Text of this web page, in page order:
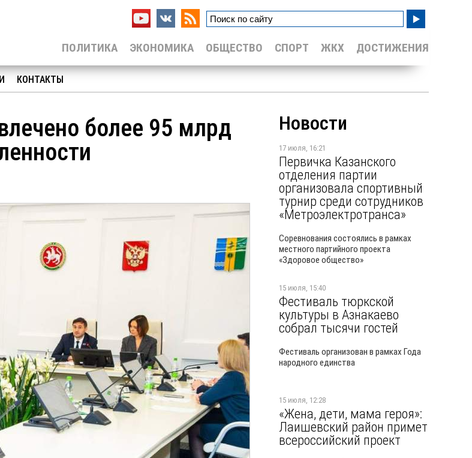
ДОСТИЖЕНИЯ
ЖКХ
СПОРТ
ОБЩЕСТВО
ЭКОНОМИКА
ПОЛИТИКА
КОНТАКТЫ
более 95 млрд
Новости
17 июля, 16:21
Первичка Казанского
отделения партии
организовала спортивный
турнир среди сотрудников
«Метроэлектротранса»
Соревнования состоялись в рамках
местного партийного проекта
«Здоровое общество»
15 июля, 15:40
Фестиваль тюркской
культуры в Азнакаево
собрал тысячи гостей
Фестиваль организован в рамках Года
народного единства
15 июля, 12:28
«Жена, дети, мама героя»:
Лаишевский район примет
всероссийский проект